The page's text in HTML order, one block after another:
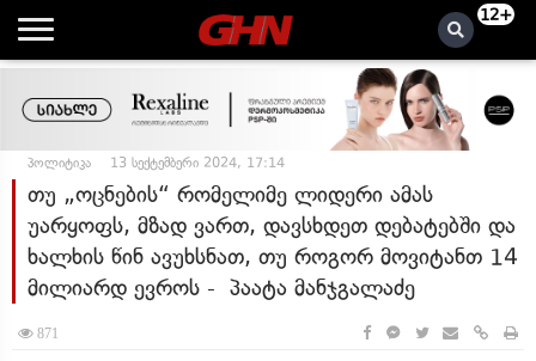
12+
პოლიტიკა 13 სექტემბერი 2024, 17:14
თუ „ოცნების“ რომელიმე ლიდერი ამას
უარყოფს, მზად ვართ, დავსხდეთ დებატებში და
ხალხის წინ ავუხსნათ, თუ როგორ მოვიტანთ 14
მილიარდ ევროს - პაატა მანჯგალაძე
871